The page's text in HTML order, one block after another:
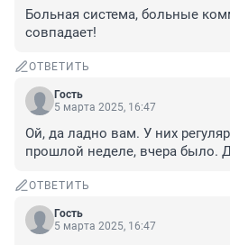
Больная система, больные
совпадает!
ОТВЕТИТЬ
Гость
5 марта 2025, 16:47
Ой, да ладно вам. У них
прошлой неделе, вчера было.
ОТВЕТИТЬ
Гость
5 марта 2025, 16:47